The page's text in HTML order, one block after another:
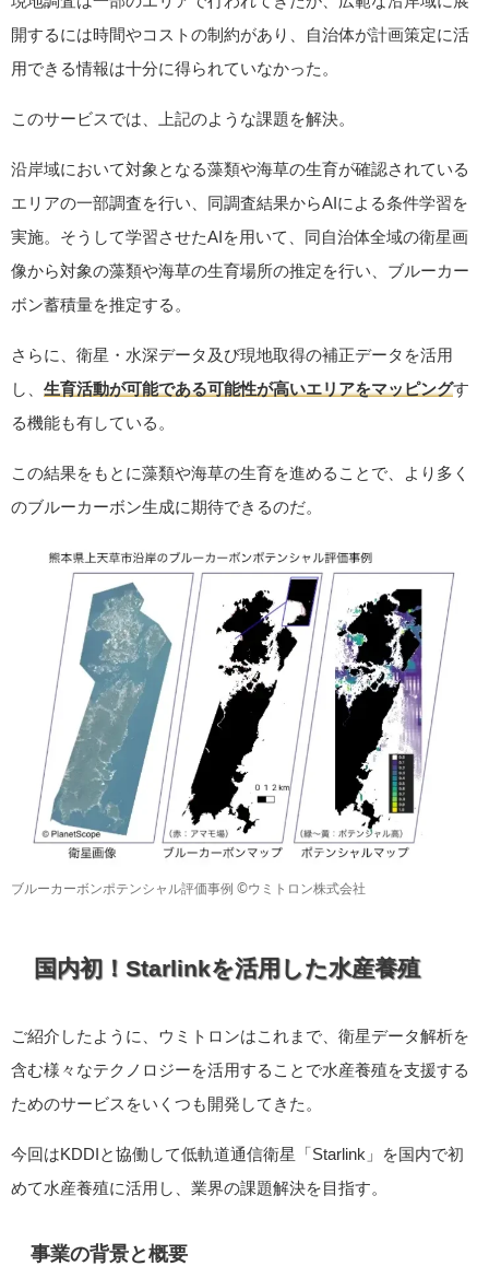
開するには時間やコストの制約があり、自治体が計画策定に活
用できる情報は十分に得られていなかった。
このサービスでは、上記のような課題を解決。
沿岸域において対象となる藻類や海草の生育が確認されている
エリアの一部調査を行い、同調査結果からAIによる条件学習を
実施。そうして学習させたAIを用いて、同自治体全域の衛星画
像から対象の藻類や海草の生育場所の推定を行い、ブルーカー
ボン蓄積量を推定する。
さらに、衛星・水深データ及び現地取得の補正データを活用
し、 生育活動が可能である可能性が高いエリアをマッピングす
る機能も有している。
この結果をもとに藻類や海草の生育を進めることで、より多く
のブルーカーボン生成に期待できるのだ。
ブルーカーボンポテンシャル評価事例 ©ウミトロン株式会社
国内初！Starlinkを活用した水産養殖
ご紹介したように、ウミトロンはこれまで、衛星データ解析を
含む様々なテクノロジーを活用することで水産養殖を支援する
ためのサービスをいくつも開発してきた。
今回はKDDIと協働して低軌道通信衛星「Starlink」を国内で初
めて水産養殖に活用し、業界の課題解決を目指す。
事業の背景と概要